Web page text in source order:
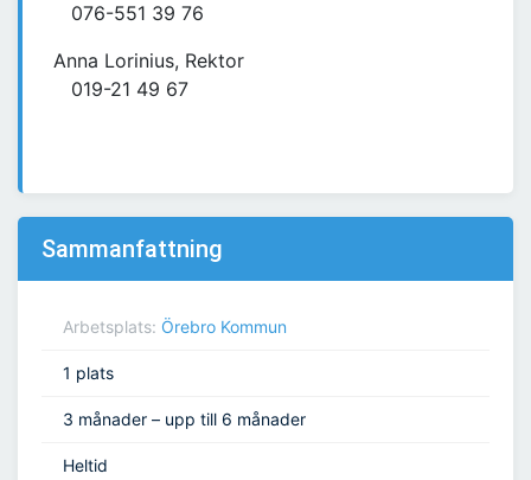
076-551 39 76
Anna Lorinius, Rektor
019-21 49 67
Sammanfattning
Arbetsplats: Örebro Kommun
1 plats
3 månader – upp till 6 månader
Heltid